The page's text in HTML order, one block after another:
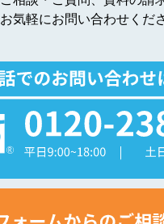
お気軽にお問い合わせくだ